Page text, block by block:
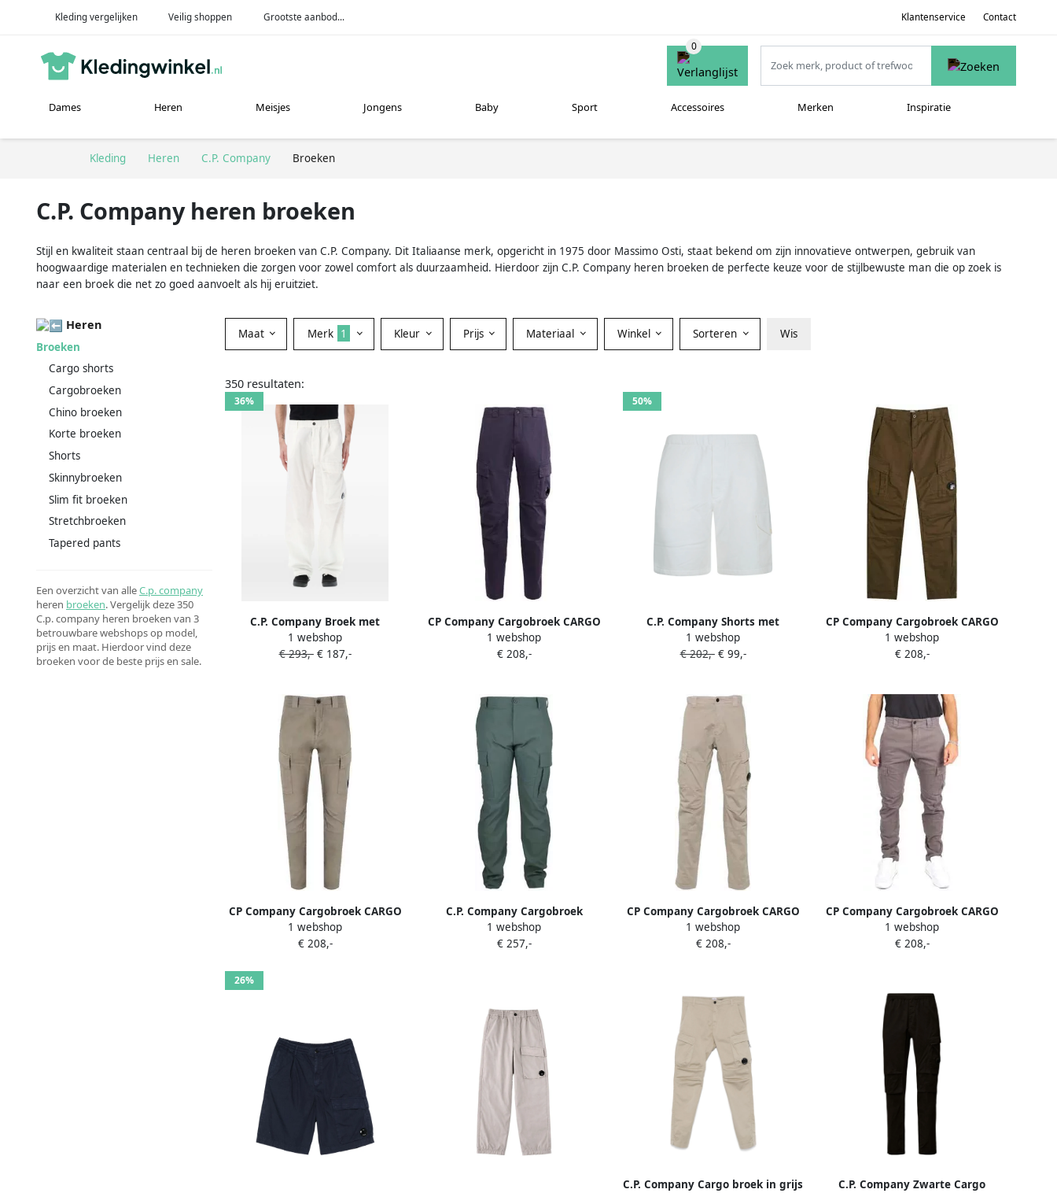
Kleding vergelijken Veilig shoppen Grootste aanbod... Klantenservice Contact
Dames Heren Meisjes Jongens Baby Sport Accessoires Merken Inspiratie
Kleding Heren C.P. Company Broeken
C.P. Company heren broeken
Stijl en kwaliteit staan centraal bij de heren broeken van C.P. Company. Dit Italiaanse merk, opgericht in 1975 door Massimo Osti, staat bekend om zijn innovatieve ontwerpen, gebruik van
hoogwaardige materialen en technieken die zorgen voor zowel comfort als duurzaamheid. Hierdoor zijn C.P. Company heren broeken de perfecte keuze voor de stijlbewuste man die op zoek is
naar een broek die net zo goed aanvoelt als hij eruitziet.
Heren
Broeken
Cargo shorts
Cargobroeken
Chino broeken
Korte broeken
Shorts
Skinnybroeken
Slim fit broeken
Stretchbroeken
Tapered pants
Een overzicht van alleC.p. company
heren broeken. Vergelijk deze 350
C.p. company heren broeken van 3
betrouwbare webshops op model,
prijs en maat. Hierdoor vind deze
broeken voor de beste prijs en sale.
Maat Merk 1 Kleur Prijs Materiaal Winkel Sorteren Wis
350 resultaten:
36%
C.P. Company Broek met
riemlussen met knopen Wit
1 webshop
€ 293,-€ 187,-
CP Company Cargobroek CARGO
PANTS 17CMPA186A 005529G 799
1 webshop
€ 208,-
50%
C.P. Company Shorts met
elastische tailleband Wit
1 webshop
€ 202,-€ 99,-
CP Company Cargobroek CARGO
PANTS 17CMPA186A 005529G 683
1 webshop
€ 208,-
CP Company Cargobroek CARGO
PANTS 17CMPA186A 005529G 327
1 webshop
€ 208,-
C.P. Company Cargobroek
1 webshop
€ 257,-
CP Company Cargobroek CARGO
PANTS 17CMPA186A 005529G 359
1 webshop
€ 208,-
CP Company Cargobroek CARGO
PANTS 17CMPA186A 005529G 771
1 webshop
€ 208,-
26%
C.P. Company Cargo broek in grijs
C.P. Company Zwarte Cargo